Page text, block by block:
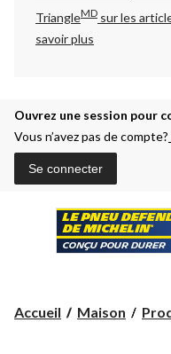
TriangleMD sur les
savoir plus
Ouvrez une session pour
Vous n’avez pas de compte?
Se connecter
Accueil Maison